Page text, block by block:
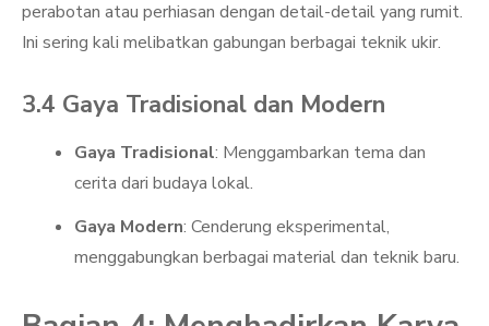
perabotan atau perhiasan dengan detail-detail yang rumit.
Ini sering kali melibatkan gabungan berbagai teknik ukir.
3.4 Gaya Tradisional dan Modern
Gaya Tradisional: Menggambarkan tema dan
cerita dari budaya lokal.
Gaya Modern: Cenderung eksperimental,
menggabungkan berbagai material dan teknik baru.